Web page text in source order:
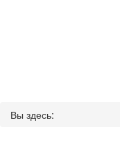
Вы здесь: